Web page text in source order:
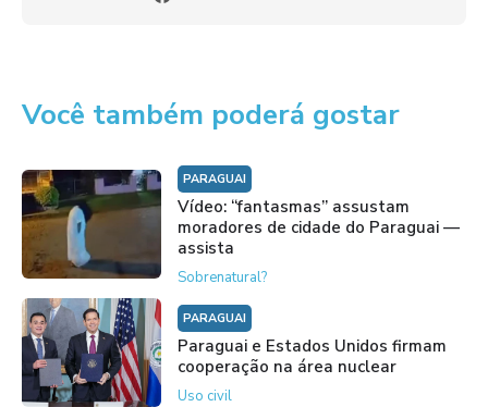
Você também poderá gostar
PARAGUAI
Vídeo: “fantasmas” assustam
moradores de cidade do Paraguai —
assista
Sobrenatural?
PARAGUAI
Paraguai e Estados Unidos firmam
cooperação na área nuclear
Uso civil